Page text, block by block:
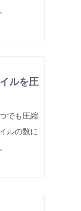
ルを圧
でも圧縮
ルの数に